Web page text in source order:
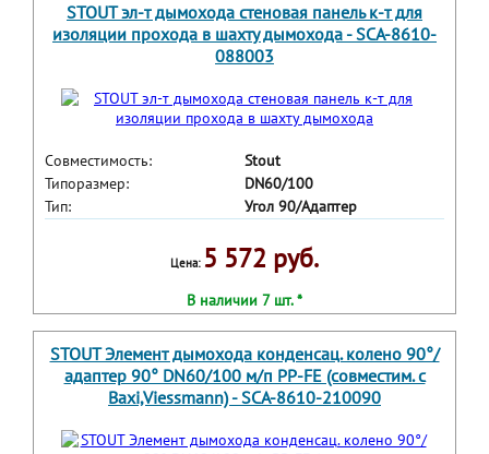
STOUT эл-т дымохода стеновая панель к-т для
изоляции прохода в шахту дымохода - SCA-8610-
088003
Совместимость:
Stout
Типоразмер:
DN60/100
Тип:
Угол 90/Адаптер
Цена: 5 572 руб.
В наличии 7 шт. *
STOUT Элемент дымохода конденсац. колено 90°/
адаптер 90° DN60/100 м/п PP-FE (совместим. с
Baxi,Viessmann) - SCA-8610-210090